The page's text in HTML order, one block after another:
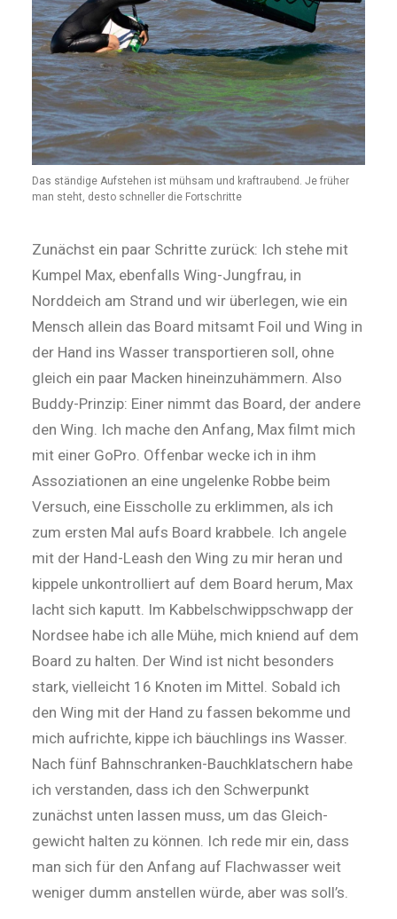
Das ständige Aufstehen ist mühsam und kraftraubend. Je früher
man steht, desto schneller die Fortschritte
Zunächst ein paar Schritte zurück: Ich stehe mit
Kumpel Max, ebenfalls Wing-Jungfrau, in
Norddeich am Strand und wir überlegen, wie ein
Mensch allein das Board mitsamt Foil und Wing in
der Hand ins Wasser transportieren soll, ohne
gleich ein paar Macken hineinzuhämmern. Also
Buddy-Prinzip: Einer nimmt das Board, der andere
den Wing. Ich mache den Anfang, Max filmt mich
mit einer GoPro. Offenbar wecke ich in ihm
Assoziationen an eine ungelenke Robbe beim
Versuch, eine Eisscholle zu erklimmen, als ich
zum ersten Mal aufs Board krabbele. Ich angele
mit der Hand-Leash den Wing zu mir heran und
kippele unkontrolliert auf dem Board herum, Max
lacht sich kaputt. Im Kabbelschwippschwapp der
Nordsee habe ich alle Mühe, mich kniend auf dem
Board zu halten. Der Wind ist nicht besonders
stark, vielleicht 16 Knoten im Mittel. Sobald ich
den Wing mit der Hand zu fassen bekomme und
mich aufrichte, kippe ich bäuchlings ins Wasser.
Nach fünf Bahnschranken-­Bauchklatschern habe
ich verstanden, dass ich den Schwer­punkt
zunächst unten lassen muss, um das Gleich­
gewicht halten zu können. Ich rede mir ein, dass
man sich für den Anfang auf Flachwasser weit
weniger dumm anstellen würde, aber was soll’s.